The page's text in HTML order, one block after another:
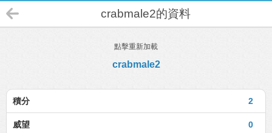
crabmale2的資料
點擊重新加載
crabmale2
2
積分
0
威望